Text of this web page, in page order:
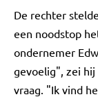
De rechter
een noodstop
ondernemer
gevoelig", zei
vraag. "Ik vind